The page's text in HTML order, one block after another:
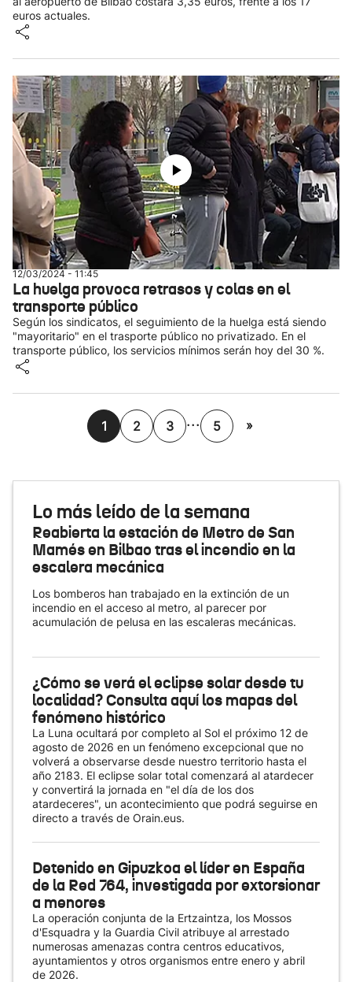
euros actuales.
12/03/2024 - 11:45
La huelga provoca retrasos y colas en el
transporte público
Según los sindicatos, el seguimiento de la huelga está siendo
"mayoritario" en el trasporte público no privatizado. En el
transporte público, los servicios mínimos serán hoy del 30 %.
1 2 3 ... 5 »
Lo más leído de la semana
Reabierta la estación de Metro de San
Mamés en Bilbao tras el incendio en la
escalera mecánica
Los bomberos han trabajado en la extinción de un
incendio en el acceso al metro, al parecer por
acumulación de pelusa en las escaleras mecánicas.
¿Cómo se verá el eclipse solar desde tu
localidad? Consulta aquí los mapas del
fenómeno histórico
La Luna ocultará por completo al Sol el próximo 12 de
agosto de 2026 en un fenómeno excepcional que no
volverá a observarse desde nuestro territorio hasta el
año 2183. El eclipse solar total comenzará al atardecer
y convertirá la jornada en "el día de los dos
atardeceres", un acontecimiento que podrá seguirse en
directo a través de Orain.eus.
Detenido en Gipuzkoa el líder en España
de la Red 764, investigada por extorsionar
a menores
La operación conjunta de la Ertzaintza, los Mossos
d'Esquadra y la Guardia Civil atribuye al arrestado
numerosas amenazas contra centros educativos,
ayuntamientos y otros organismos entre enero y abril
de 2026.